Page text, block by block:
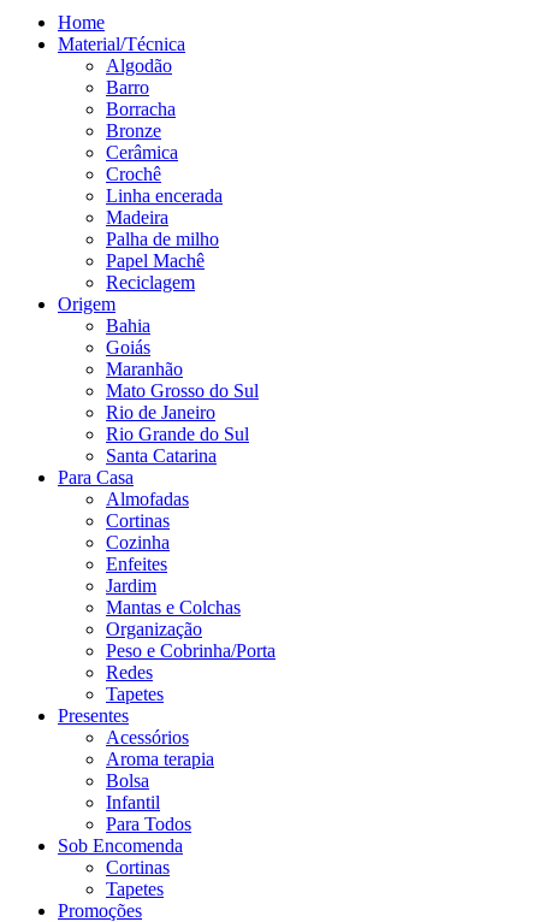
Home
Material/Técnica
Algodão
Barro
Borracha
Bronze
Cerâmica
Crochê
Linha encerada
Madeira
Palha de milho
Papel Machê
Reciclagem
Origem
Bahia
Goiás
Maranhão
Mato Grosso do Sul
Rio de Janeiro
Rio Grande do Sul
Santa Catarina
Para Casa
Almofadas
Cortinas
Cozinha
Enfeites
Jardim
Mantas e Colchas
Organização
Peso e Cobrinha/Porta
Redes
Tapetes
Presentes
Acessórios
Aroma terapia
Bolsa
Infantil
Para Todos
Sob Encomenda
Cortinas
Tapetes
Promoções